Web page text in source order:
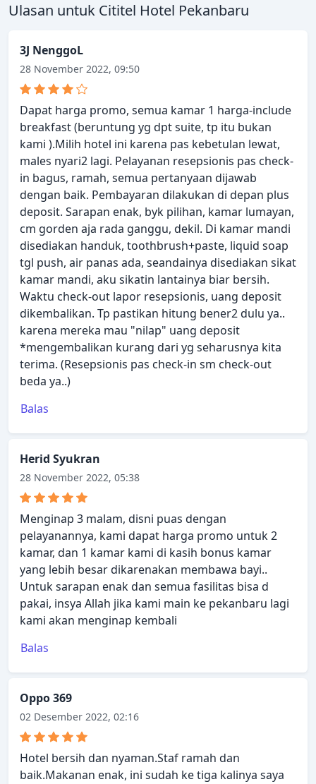
Ulasan untuk Cititel Hotel Pekanbaru
3J NenggoL
28 November 2022, 09:50
Dapat harga promo, semua kamar 1 harga-include
breakfast (beruntung yg dpt suite, tp itu bukan
kami ).Milih hotel ini karena pas kebetulan lewat,
males nyari2 lagi. Pelayanan resepsionis pas check-
in bagus, ramah, semua pertanyaan dijawab
dengan baik. Pembayaran dilakukan di depan plus
deposit. Sarapan enak, byk pilihan, kamar lumayan,
cm gorden aja rada ganggu, dekil. Di kamar mandi
disediakan handuk, toothbrush+paste, liquid soap
tgl push, air panas ada, seandainya disediakan sikat
kamar mandi, aku sikatin lantainya biar bersih.
Waktu check-out lapor resepsionis, uang deposit
dikembalikan. Tp pastikan hitung bener2 dulu ya..
karena mereka mau "nilap" uang deposit
*mengembalikan kurang dari yg seharusnya kita
terima. (Resepsionis pas check-in sm check-out
beda ya..)
Balas
Herid Syukran
28 November 2022, 05:38
Menginap 3 malam, disni puas dengan
pelayanannya, kami dapat harga promo untuk 2
kamar, dan 1 kamar kami di kasih bonus kamar
yang lebih besar dikarenakan membawa bayi..
Untuk sarapan enak dan semua fasilitas bisa d
pakai, insya Allah jika kami main ke pekanbaru lagi
kami akan menginap kembali
Balas
Oppo 369
02 Desember 2022, 02:16
Hotel bersih dan nyaman.Staf ramah dan
baik.Makanan enak, ini sudah ke tiga kalinya saya